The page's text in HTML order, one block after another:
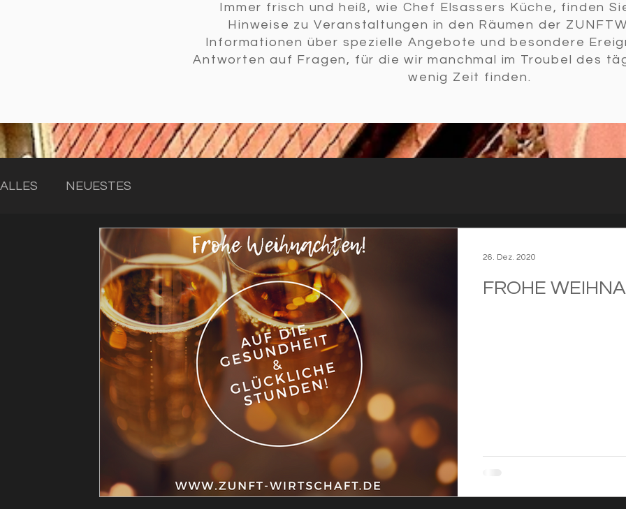
Immer frisch und heiß, wie Chef Elsassers Küche, finden
Hinweise zu Veranstaltungen in den Räumen der
Informationen über spezielle Angebote und besondere
Antworten auf Fragen, für die wir manchmal im Troubel des
wenig Zeit finden.
ALLES NEUESTES
FROHE
26. Dez. 2020